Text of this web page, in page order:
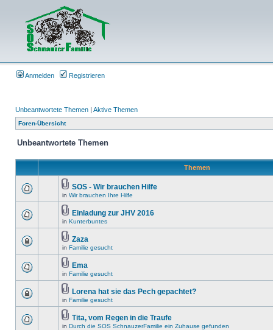
Anmelden Registrieren
Unbeantwortete Themen | Aktive Themen
Foren-Übersicht
Unbeantwortete Themen
Themen
SOS - Wir brauchen Hilfe
in Wir brauchen Ihre Hilfe
Einladung zur JHV 2016
in Kunterbuntes
Zaza
in Familie gesucht
Ema
in Familie gesucht
Lorena hat sie das Pech gepachtet?
in Familie gesucht
Tita, vom Regen in die Traufe
in Durch die SOS SchnauzerFamilie ein Zuhause gefunden